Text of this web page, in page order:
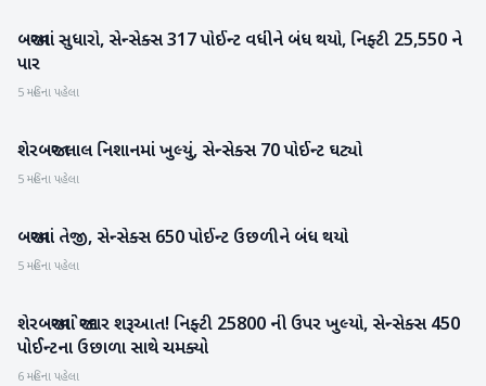
બિઝનેસ
બજારમાં સુધારો, સેન્સેક્સ 317 પોઈન્ટ વધીને બંધ થયો, નિફ્ટી 25,550 ને
પાર
5 મહિના પહેલા
બિઝનેસ
શેરબજાર લાલ નિશાનમાં ખુલ્યું, સેન્સેક્સ 70 પોઈન્ટ ઘટ્યો
5 મહિના પહેલા
બિઝનેસ
બજારમાં તેજી, સેન્સેક્સ 650 પોઈન્ટ ઉછળીને બંધ થયો
5 મહિના પહેલા
બિઝનેસ
શેરબજારમાં જોરદાર શરૂઆત! નિફ્ટી 25800 ની ઉપર ખુલ્યો, સેન્સેક્સ 450
પોઈન્ટના ઉછાળા સાથે ચમક્યો
6 મહિના પહેલા